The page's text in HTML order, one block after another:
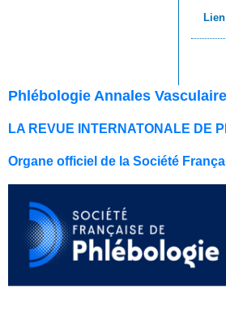
Phlébologie Annales
LA REVUE INTERNATONALE DE
Organe officiel de la Société